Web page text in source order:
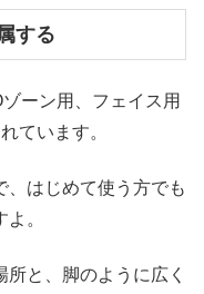
する
ーン用、フェイス用
ています。
、はじめて使う方でも
。
と、脚のように広く